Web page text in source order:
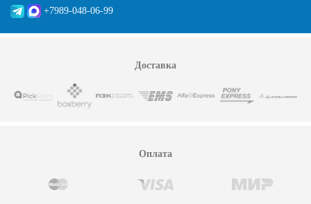
+7989-048-06-99
Доставка
Оплата